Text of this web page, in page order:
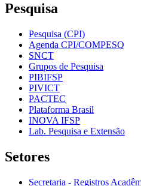
Pesquisa
Pesquisa (CPI)
Agenda CPI/COMPESQ
SNCT
Grupos de Pesquisa
PIBIFSP
PIVICT
PACTEC
Plataforma Brasil
INOVA IFSP
Lab. Pesquisa e Extensão
Setores
Secretaria - Registros